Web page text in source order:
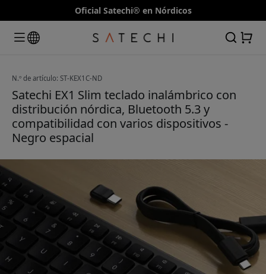
Oficial Satechi® en Nórdicos
N.º de artículo: ST-KEX1C-ND
Satechi EX1 Slim teclado inalámbrico con
distribución nórdica, Bluetooth 5.3 y
compatibilidad con varios dispositivos -
Negro espacial